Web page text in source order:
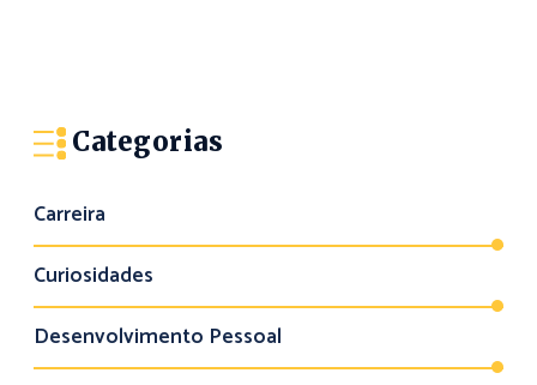
Categorias
Carreira
Curiosidades
Desenvolvimento Pessoal